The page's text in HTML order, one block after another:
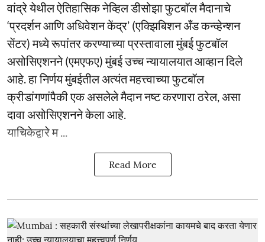
वांद्रे येथील ऐतिहासिक नेव्हिल डीसोझा फुटबॉल मैदानाचे
‘प्रदर्शन आणि अधिवेशन केंद्र’ (एक्झिबिशन अँड कन्व्हेन्शन
सेंटर) मध्ये रूपांतर करण्याच्या प्रस्तावाला मुंबई फुटबॉल
असोसिएशनने (एमएफए) मुंबई उच्च न्यायालयात आव्हान दिले
आहे. हा निर्णय मुंबईतील अत्यंत महत्त्वाच्या फुटबॉल
क्रीडांगणांपैकी एक असलेले मैदान नष्ट करणारा ठरेल, असा
दावा असोसिएशनने केला आहे.
याचिकेद्वारे म ...
Read More